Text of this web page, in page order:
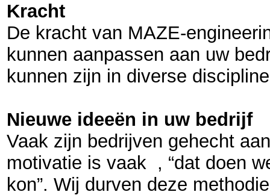
Kracht
De kracht van MAZE-
kunnen aanpassen aan uw
kunnen zijn in diverse
Nieuwe ideeën in uw bedrijf
Vaak zijn bedrijven gehecht
motivatie is vaak , “dat doen
kon”. Wij durven deze